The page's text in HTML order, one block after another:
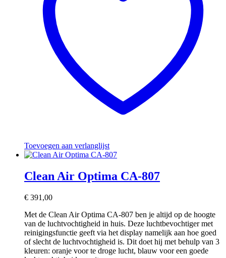
Toevoegen aan verlanglijst
Clean Air Optima CA-807
€ 391,00
Met de Clean Air Optima CA-807 ben je altijd op de hoogte
van de luchtvochtigheid in huis. Deze luchtbevochtiger met
reinigingsfunctie geeft via het display namelijk aan hoe goed
of slecht de luchtvochtigheid is. Dit doet hij met behulp van 3
kleuren: oranje voor te droge lucht, blauw voor een goede